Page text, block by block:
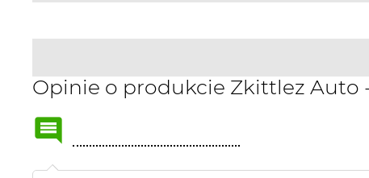
Opinie o produkcie Zkittlez Auto -